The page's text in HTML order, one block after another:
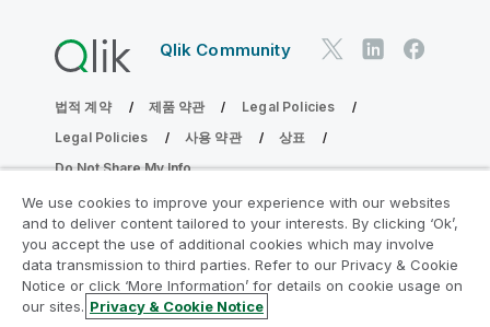
Qlik Community
법적 계약 제품 약관
Legal Policies
Legal Policies
사용 약관
상표
Do Not Share My Info
Copyright © 1993-2026 QlikTech International AB. 무단 전재
및 복제를 금합니다.
분석 현대화 프로그램에 참여
We use cookies to improve your experience with our websites
and to deliver content tailored to your interests. By clicking ‘Ok’,
you accept the use of additional cookies which may involve
data transmission to third parties. Refer to our Privacy & Cookie
Notice or click ‘More Information’ for details on cookie usage on
our sites. Privacy & Cookie Notice